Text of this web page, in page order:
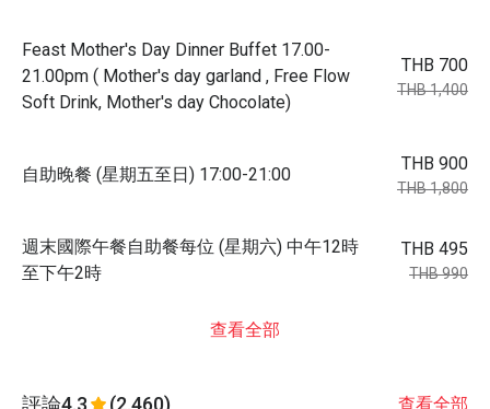
Feast Mother's Day Dinner Buffet 17.00-
21.00pm ( Mother's day garland , Free Flow
Soft Drink, Mother's day Chocolate)
THB 700
THB 1,400
自助晚餐 (星期五至日) 17:00-21:00
THB 900
THB 1,800
週末國際午餐自助餐每位 (星期六) 中午12時
至下午2時
THB 495
THB 990
查看全部
評論4.3 (2,460) 查看全部